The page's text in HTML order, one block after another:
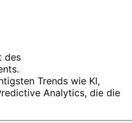
des
Trends wie KI,
Analytics, die die